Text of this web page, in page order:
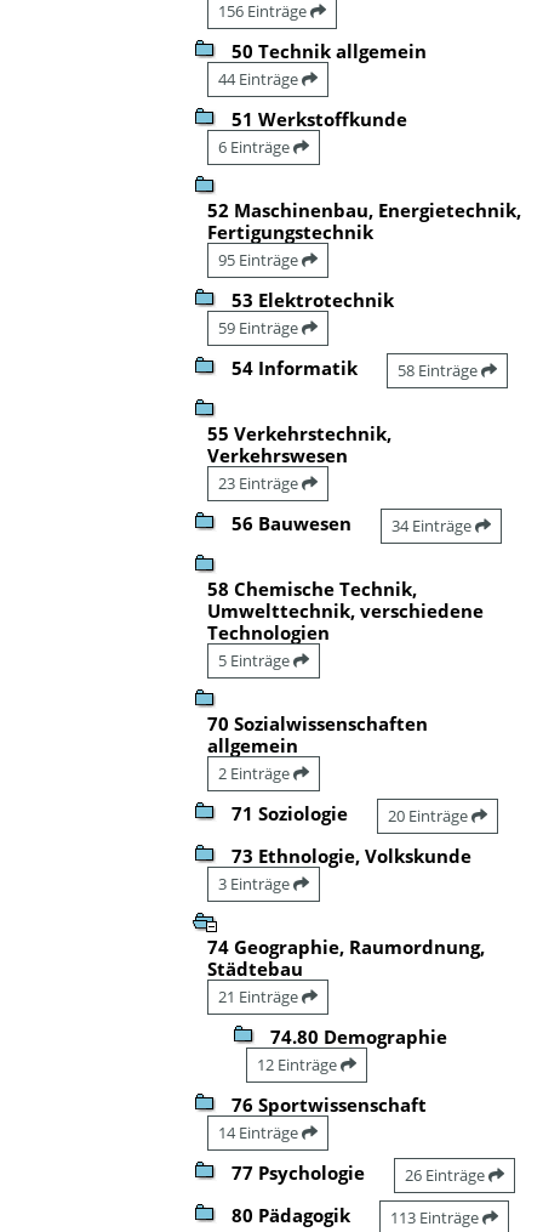
156 Einträge
50 Technik allgemein
44 Einträge
51 Werkstoffkunde
6 Einträge
52 Maschinenbau, Energietechnik,
Fertigungstechnik
95 Einträge
53 Elektrotechnik
59 Einträge
54 Informatik 58 Einträge
55 Verkehrstechnik,
Verkehrswesen
23 Einträge
56 Bauwesen 34 Einträge
58 Chemische Technik,
Umwelttechnik, verschiedene
Technologien
5 Einträge
70 Sozialwissenschaften
allgemein
2 Einträge
71 Soziologie 20 Einträge
73 Ethnologie, Volkskunde
3 Einträge
74 Geographie, Raumordnung,
Städtebau
21 Einträge
74.80 Demographie
12 Einträge
76 Sportwissenschaft
14 Einträge
77 Psychologie 26 Einträge
80 Pädagogik 113 Einträge